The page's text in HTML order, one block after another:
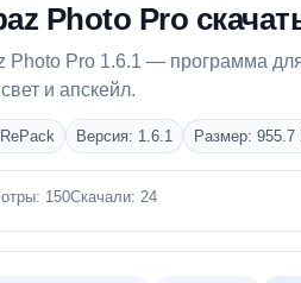
Photo Pro
Photo Pro 1.6.1 — программа
и апскейл.
Версия: 1.6.1 Размер:
150Скачали: 24